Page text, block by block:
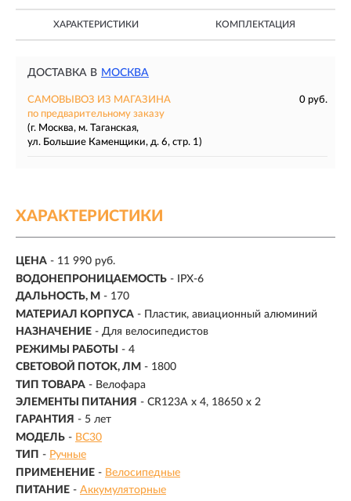
ХАРАКТЕРИСТИКИ КОМПЛЕКТАЦИЯ
ДОСТАВКА В МОСКВА
САМОВЫВОЗ ИЗ МАГАЗИНА
0 руб.
по предварительному заказу
(г. Москва, м. Таганская,
ул. Большие Каменщики, д. 6, стр. 1)
ХАРАКТЕРИСТИКИ
ЦЕНА - 11 990 руб.
ВОДОНЕПРОНИЦАЕМОСТЬ - IPX-6
ДАЛЬНОСТЬ, М - 170
МАТЕРИАЛ КОРПУСА - Пластик, авиационный алюминий
НАЗНАЧЕНИЕ - Для велосипедистов
РЕЖИМЫ РАБОТЫ
- 4
СВЕТОВОЙ ПОТОК, ЛМ - 1800
ТИП ТОВАРА - Велофара
ЭЛЕМЕНТЫ ПИТАНИЯ - CR123A x 4, 18650 x 2
ГАРАНТИЯ - 5 лет
МОДЕЛЬ - BC30
ТИП - Ручные
ПРИМЕНЕНИЕ - Велосипедные
ПИТАНИЕ - Аккумуляторные